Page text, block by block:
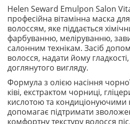
Helen Seward Emulpon Salon
професійна вітамінна маска
волоссям, яке піддається
фарбуванню, меліруванню,
салонним технікам. Засіб
волосся, надати йому
доглянутого вигляду.
Формула з олією насіння
ківі, екстрактом чорниці,
кислотою та
допомагає підтримати
комфортну текстуру волосся